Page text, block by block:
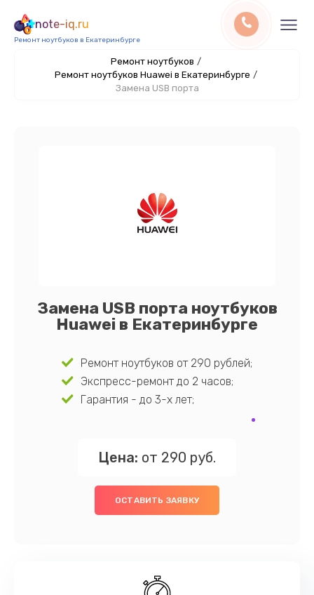
note-iq.ru
Ремонт ноутбуков в Екатеринбурге
Ремонт ноутбуков /
Ремонт ноутбуков Huawei в Екатеринбурге /
Замена USB порта
Замена USB порта ноутбуков
Huawei в Екатеринбурге
Ремонт ноутбуков от 290 рублей;
Экспресс-ремонт до 2 часов;
Гарантия - до 3-х лет;
Цена: от 290 руб.
ОСТАВИТЬ ЗАЯВКУ